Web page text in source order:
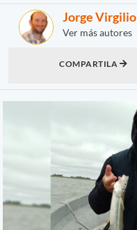
Jorge Virgilio
Ver más autores
COMPARTILA